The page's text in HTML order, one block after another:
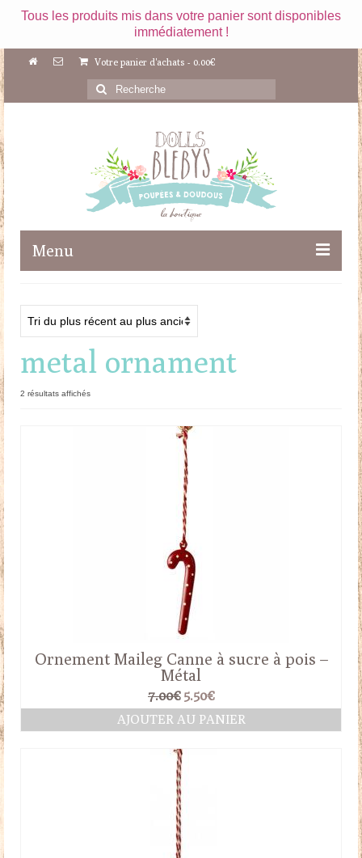
Tous les produits mis dans votre panier sont disponibles
immédiatement !
Votre panier d'achats - 0.00€
Rechercher
:
Menu
Maileg
Poupées
Doudous
metal ornament
2 résultats affichésTrié
Ornement Maileg Canne à sucre à pois –
Métal
7.00€ Le
prix
initial
5.50€Le
prix
actuel
AJOUTER AU PANIER